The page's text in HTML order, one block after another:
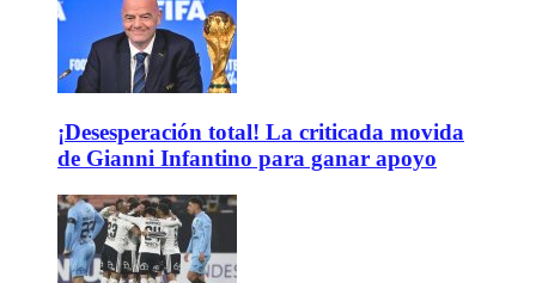
¡Desesperación total! La criticada movida
de Gianni Infantino para ganar apoyo